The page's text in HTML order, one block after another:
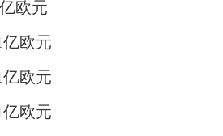
欧元
欧元
欧元
欧元